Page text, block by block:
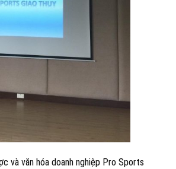
và văn hóa doanh nghiệp Pro Sports